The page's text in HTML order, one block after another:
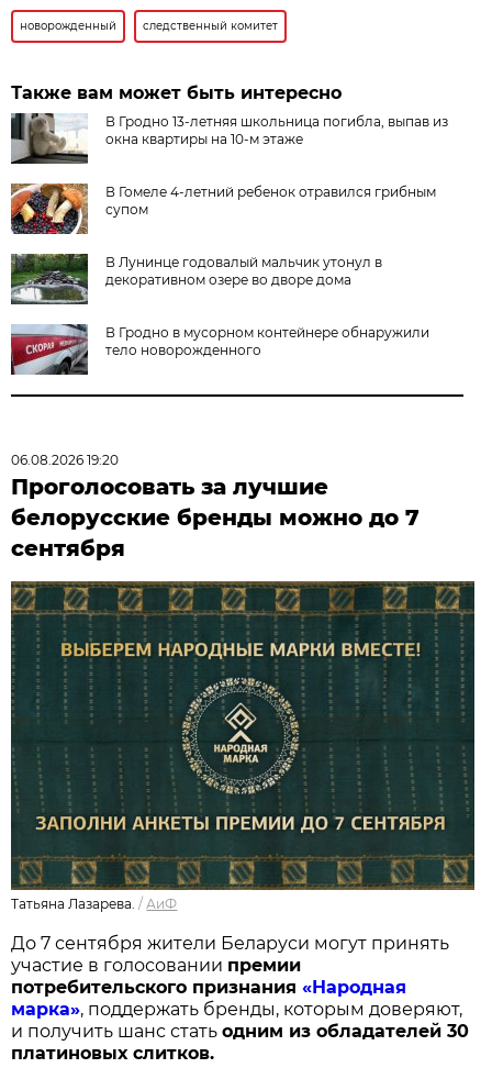
новорожденный следственный комитет
Также вам может быть интересно
В Гродно 13-летняя школьница погибла, выпав из
окна квартиры на 10-м этаже
В Гомеле 4-летний ребенок отравился грибным
супом
В Лунинце годовалый мальчик утонул в
декоративном озере во дворе дома
В Гродно в мусорном контейнере обнаружили
тело новорожденного
06.08.2026 19:20
Проголосовать за лучшие
белорусские бренды можно до 7
сентября
Татьяна Лазарева. /АиФ
До 7 сентября жители Беларуси могут принять
участие в голосовании премии
потребительского признания«Народная
марка», поддержать бренды, которым доверяют,
и получить шанс статьодним из обладателей 30
платиновых слитков.